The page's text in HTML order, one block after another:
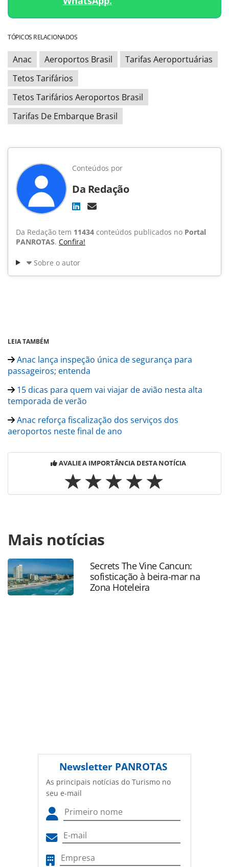
TÓPICOS RELACIONADOS
Anac Aeroportos Brasil
Tarifas Aeroportuárias
Tetos Tarifários
Tetos Tarifários Aeroportos Brasil
Tarifas De Embarque Brasil
Conteúdos por
Da Redação
Da Redação tem 11434 conteúdos publicados no Portal
PANROTAS. Confira!
Sobre o autor
LEIA TAMBÉM
Anac lança inspeção única de segurança para
passageiros; entenda
15 dicas para quem vai viajar de avião nesta alta
temporada de verão
Anac reforça fiscalização dos serviços dos
aeroportos neste final de ano
AVALIE A IMPORTÂNCIA DESTA NOTÍCIA
https://www.panrotas.com.br/aviacao/aeroportos/2023/
reajusta-tetos-tarifarios-e-receitas-teto-para-
aeroportos_202145.html ou as ferramentas oferecidas na
página. Todo o conteúdo produzido pela PANROTAS
Editora é protegido pela legislação brasileira sobre direito
autoral. Não reproduza o conteúdo sem autorização da
Mais notícias
Secrets The Vine Cancun:
sofisticação à beira-mar na
Zona Hoteleira
Newsletter PANROTAS
As principais notícias do Turismo no
seu e-mail